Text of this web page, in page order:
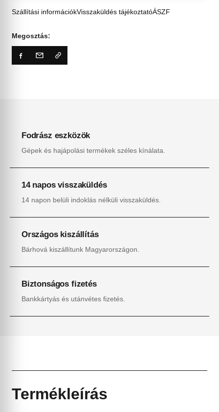
Szállítási információkVisszaküldés tájékoztatóÁSZF
Megosztás:
Fodrász eszközök
Gépek és hajápolási termékek széles kínálata.
14 napos visszaküldés
14 napon belüli indoklás nélküli visszaküldés.
Országos kiszállítás
Bárhová kiszállítunk Magyarországon.
Biztonságos fizetés
Bankkártyás és utánvétes fizetés.
Termékleírás